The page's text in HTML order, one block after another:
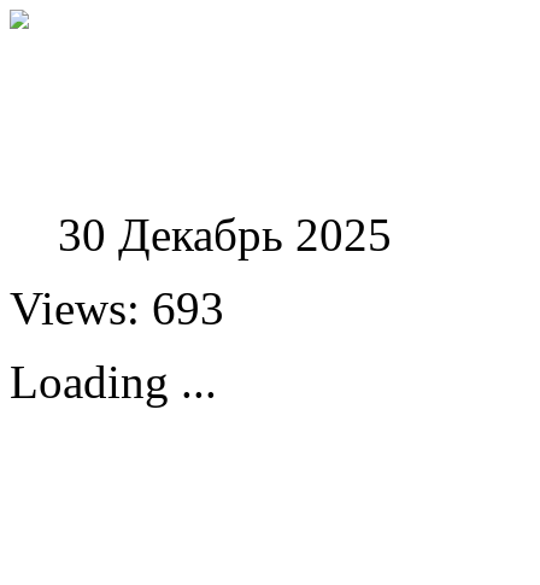
30 Декабрь 2025
Views: 693
Loading ...